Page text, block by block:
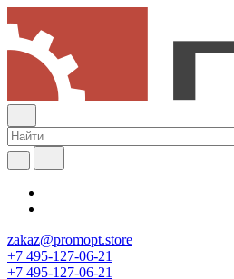
zakaz@promopt.store
+7 495-127-06-21
+7 495-127-06-21